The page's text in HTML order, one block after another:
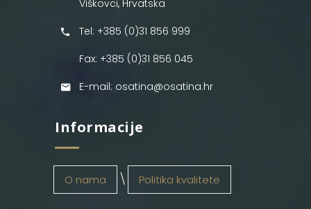
Viškovci, Hrvatska
Tel: +385 (0)31 856 999
Fax: +385 (0)31 856 045
E-mail: osatina@osatina.hr
Informacije
O nama Politika kvalitete